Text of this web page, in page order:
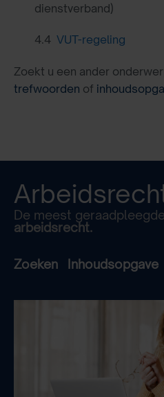
dienstverband)
4.4 VUT-regeling
Zoekt u een ander
trefwoorden of
De meest
arbeidsrecht.
Zoeken Inhoudsopgave